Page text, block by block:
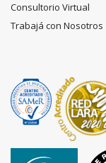
Consultorio Virtual
Trabajá con Nosotros